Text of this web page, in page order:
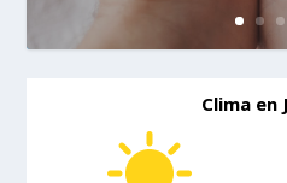
Clima en